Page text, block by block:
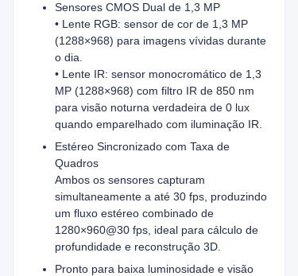
Sensores CMOS Dual de 1,3 MP
• Lente RGB: sensor de cor de 1,3 MP
(1288×968) para imagens vívidas durante
o dia.
• Lente IR: sensor monocromático de 1,3
MP (1288×968) com filtro IR de 850 nm
para visão noturna verdadeira de 0 lux
quando emparelhado com iluminação IR.
Estéreo Sincronizado com Taxa de
Quadros
Ambos os sensores capturam
simultaneamente a até 30 fps, produzindo
um fluxo estéreo combinado de
1280×960@30 fps, ideal para cálculo de
profundidade e reconstrução 3D.
Pronto para baixa luminosidade e visão